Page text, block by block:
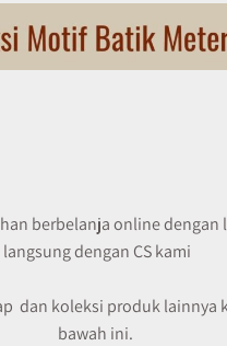
berbelanja online dengan
langsung dengan CS kami
dan koleksi produk lainnya
bawah ini.